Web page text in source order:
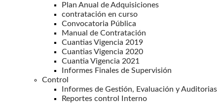
Plan Anual de Adquisiciones
contratación en curso
Convocatoria Pública
Manual de Contratación
Cuantias Vigencia 2019
Cuantias Vigencia 2020
Cuantia Vigencia 2021
Informes Finales de Supervisión
Control
Informes de Gestión, Evaluación y Auditorias
Reportes control Interno